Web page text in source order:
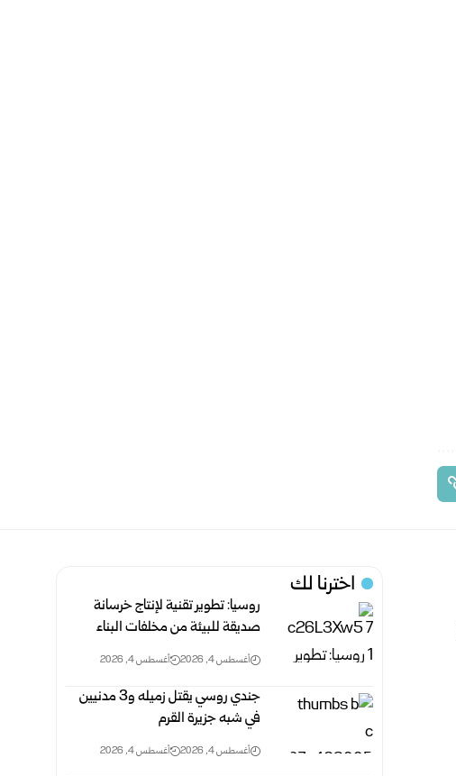
اخترنا لك
روسيا: تطوير تقنية لإنتاج خرسانة
صديقة للبيئة من مخلفات البناء
أغسطس 4, 2026 أغسطس 4, 2026
جندي روسي يقتل زميله و3 مدنيين
في شبه جزيرة القرم
أغسطس 4, 2026 أغسطس 4, 2026